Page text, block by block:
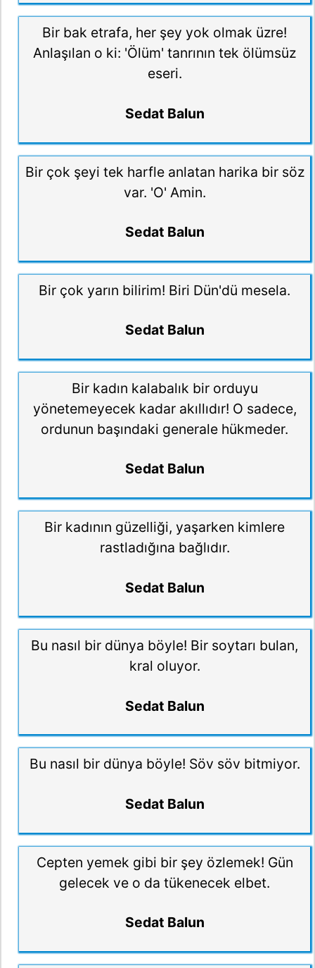
Bir bak etrafa, her şey yok olmak üzre!
Anlaşılan o ki: 'Ölüm' tanrının tek ölümsüz
eseri.
Sedat Balun
Bir çok şeyi tek harfle anlatan harika bir söz
var. 'O' Amin.
Sedat Balun
Bir çok yarın bilirim! Biri Dün'dü mesela.
Sedat Balun
Bir kadın kalabalık bir orduyu
yönetemeyecek kadar akıllıdır! O sadece,
ordunun başındaki generale hükmeder.
Sedat Balun
Bir kadının güzelliği, yaşarken kimlere
rastladığına bağlıdır.
Sedat Balun
Bu nasıl bir dünya böyle! Bir soytarı bulan,
kral oluyor.
Sedat Balun
Bu nasıl bir dünya böyle! Söv söv bitmiyor.
Sedat Balun
Cepten yemek gibi bir şey özlemek! Gün
gelecek ve o da tükenecek elbet.
Sedat Balun